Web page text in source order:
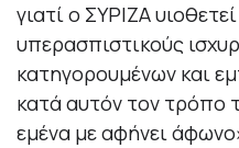
γιατί ο ΣΥΡΙΖΑ
υπερασπιστικούς
κατηγορουμένων και
κατά αυτόν τον τρόπο
εμένα με αφήνει